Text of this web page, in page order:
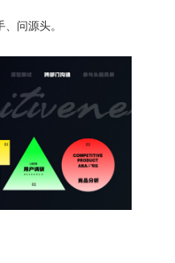
问源头。